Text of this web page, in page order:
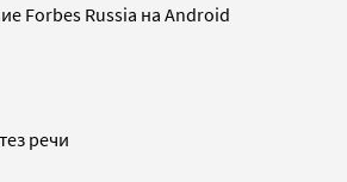
Forbes Russia на Android
речи